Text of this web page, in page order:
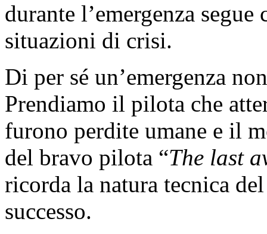
durante l’emergenza
situazioni di crisi.
Di per sé un’emergenza
Prendiamo il pilota che
furono perdite umane e il
del bravo pilota “The last
ricorda la natura tecnica
successo.